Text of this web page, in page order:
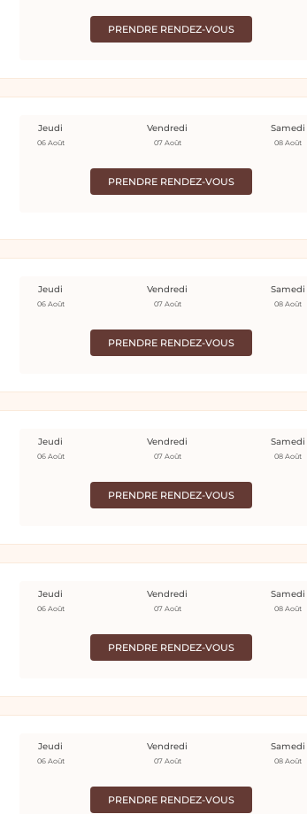
PRENDRE RENDEZ-VOUS
PRENDRE RENDEZ-VOUS
Jeudi
06 Août
Vendredi
07 Août
Samedi
08 Août
PRENDRE RENDEZ-VOUS
Jeudi
06 Août
Vendredi
07 Août
Samedi
08 Août
PRENDRE RENDEZ-VOUS
Jeudi
06 Août
Vendredi
07 Août
Samedi
08 Août
PRENDRE RENDEZ-VOUS
Jeudi
06 Août
Vendredi
07 Août
Samedi
08 Août
PRENDRE RENDEZ-VOUS
Jeudi
06 Août
Vendredi
07 Août
Samedi
08 Août